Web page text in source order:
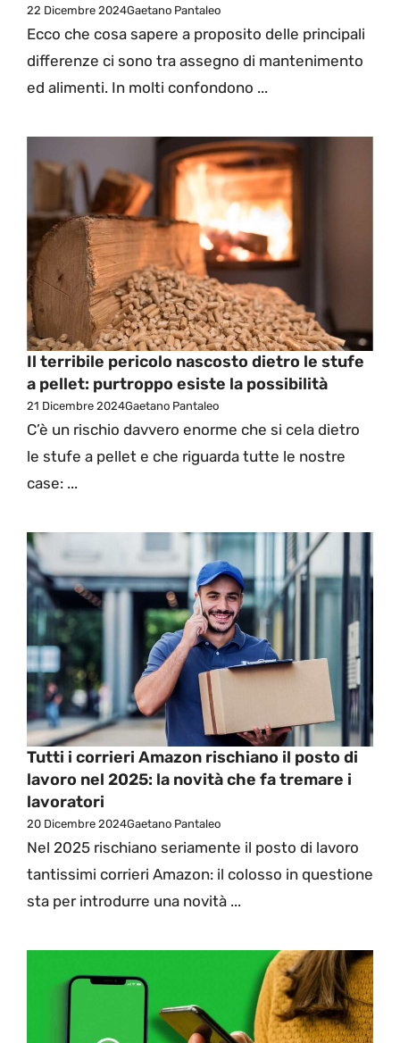
22 Dicembre 2024Gaetano Pantaleo
Ecco che cosa sapere a proposito delle principali
differenze ci sono tra assegno di mantenimento
ed alimenti. In molti confondono ...
Il terribile pericolo nascosto dietro le stufe
a pellet: purtroppo esiste la possibilità
21 Dicembre 2024Gaetano Pantaleo
C’è un rischio davvero enorme che si cela dietro
le stufe a pellet e che riguarda tutte le nostre
case: ...
Tutti i corrieri Amazon rischiano il posto di
lavoro nel 2025: la novità che fa tremare i
lavoratori
20 Dicembre 2024Gaetano Pantaleo
Nel 2025 rischiano seriamente il posto di lavoro
tantissimi corrieri Amazon: il colosso in questione
sta per introdurre una novità ...